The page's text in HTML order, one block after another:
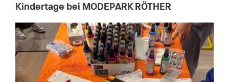
Kindertage bei MODEPARK RÖTHER